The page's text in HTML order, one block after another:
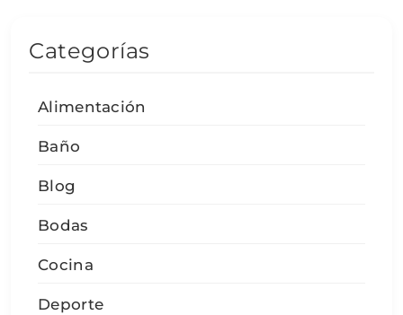
Categorías
Alimentación
Baño
Blog
Bodas
Cocina
Deporte